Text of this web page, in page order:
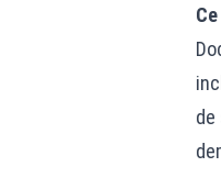
de